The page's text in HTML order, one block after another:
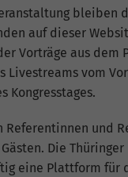
bleiben
auf dieser
Vorträge aus dem
Livestreams vom
Kongresstages.
Referentinnen und
Die
eine Plattform für
Analyseberichts
Website geht. Die
Quelle, aus der sie
Seiten in
_gat_G-ZN01JG6TS4
Google Analytics